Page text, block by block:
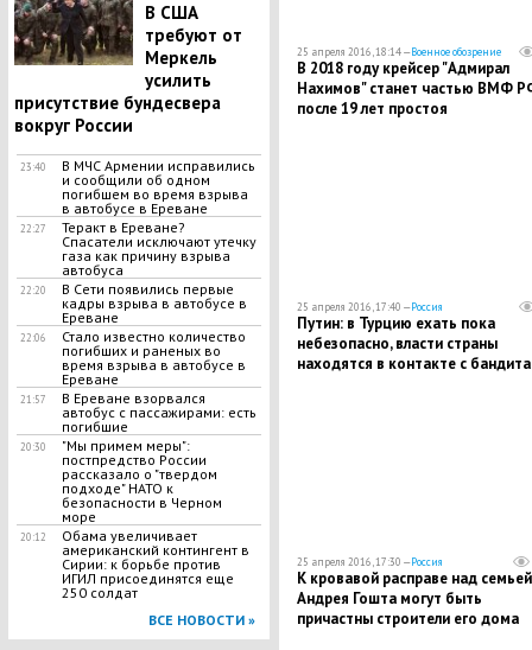
В США
требуют от
Меркель
усилить
присутствие бундесвера
вокруг России
23:40
В МЧС Армении исправились
и сообщили об одном
погибшем во время взрыва
в автобусе в Ереване
22:27
Теракт в Ереване?
Спасатели исключают утечку
газа как причину взрыва
автобуса
22:20
В Сети появились первые
кадры взрыва в автобусе в
Ереване
22:06
Стало известно количество
погибших и раненых во
время взрыва в автобусе в
Ереване
21:57
В Ереване взорвался
автобус с пассажирами: есть
погибшие
20:30
"Мы примем меры":
постпредство России
рассказало о "твердом
подходе" НАТО к
безопасности в Черном
море
20:12
Обама увеличивает
американский контингент в
Сирии: к борьбе против
ИГИЛ присоединятся еще
250 солдат
ВСЕ НОВОСТИ »
25 апреля 2016, 18:14 —Военное обозрение
В 2018 году крейсер "Адмирал
Нахимов" станет частью ВМФ
после 19 лет простоя
25 апреля 2016, 17:40 —Россия
Путин: в Турцию ехать пока
небезопасно, власти страны
находятся в контакте с
25 апреля 2016, 17:30 —Россия
К кровавой расправе над семьей
Андрея Гошта могут быть
причастны строители его дома